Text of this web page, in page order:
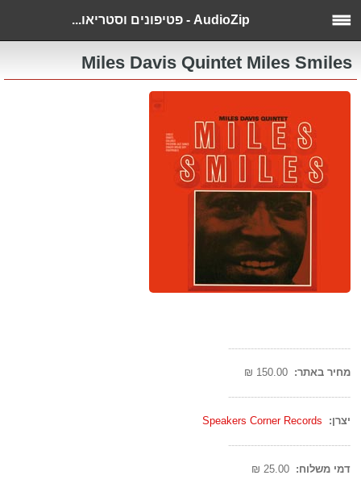
AudioZip - פטיפונים וסטריאו...
--------------------------------------
מחיר באתר:
--------------------------------------
יצרן:
Speakers Corner Records
--------------------------------------
דמי משלוח: